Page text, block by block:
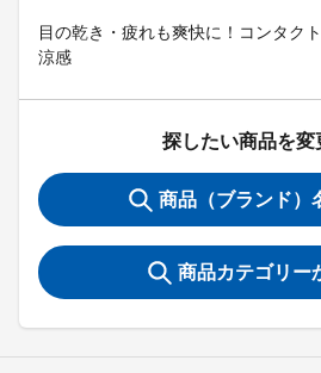
目の乾き・疲れも爽快に！コンタク
涼感
探したい商品を変
商品（ブランド）
商品カテゴリー